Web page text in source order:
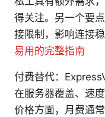
得关注。另一个要
接限制，影响连接
易用的完整指南
付费替代：
在服务器覆盖、速
价格方面，月费通